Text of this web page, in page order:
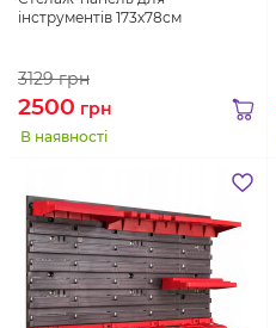
інструментів 173х78см
3129грн
2500 грн
В наявності